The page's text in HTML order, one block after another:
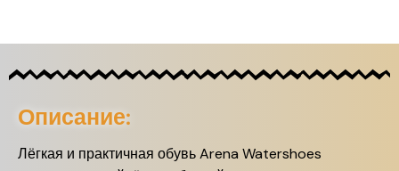
Описание:
Лёгкая и практичная обувь Arena Watershoes